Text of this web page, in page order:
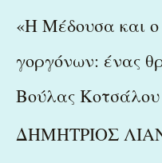
«Η Μέδουσα και ο
γοργόνων: ένας
Βούλας Κοτσάλου
ΔΗΜΗΤΡΙΟΣ